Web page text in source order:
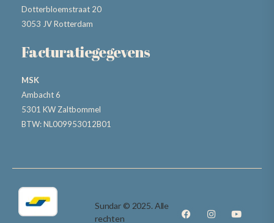
Dotterbloemstraat 20
3053 JV Rotterdam
Facturatiegegevens
MSK
Ambacht 6
5301 KW Zaltbommel
BTW: NL009953012B01
Sundar © 2025. Alle
rechten